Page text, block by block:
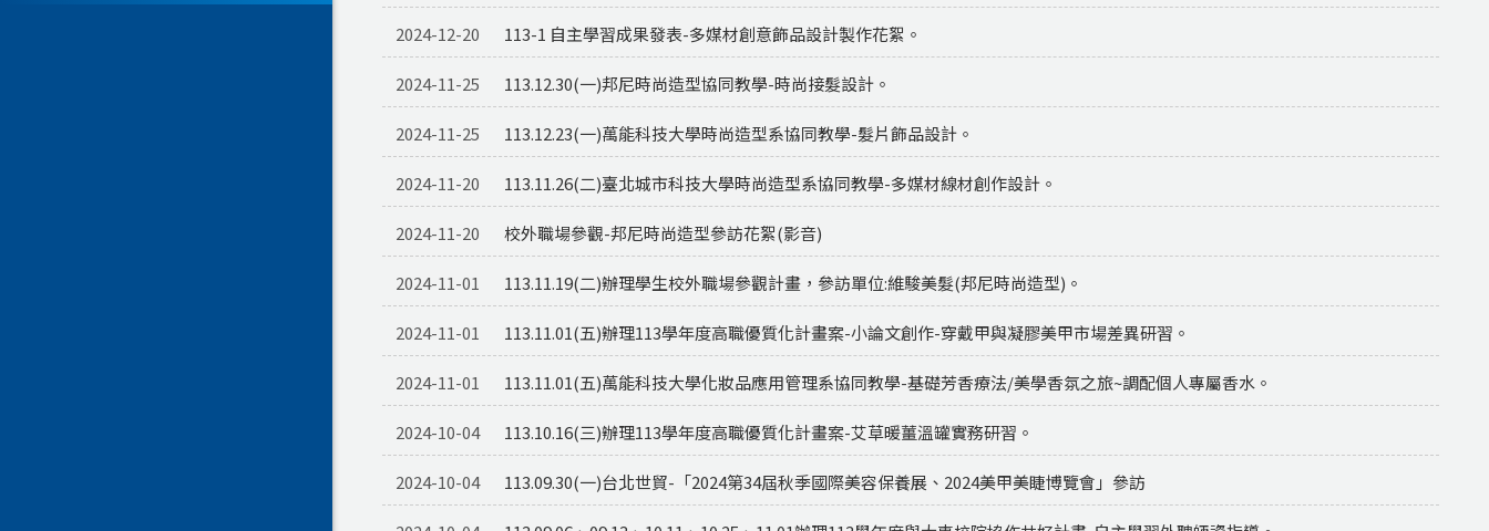
2024-12-20 113-1 自主學習成果發表-多媒材創意飾品設計製作花絮。
2024-11-25 113.12.30(一)邦尼時尚造型協同教學-時尚接髮設計。
2024-11-25 113.12.23(一)萬能科技大學時尚造型系協同教學-髮片飾品設計。
2024-11-20 113.11.26(二)臺北城市科技大學時尚造型系協同教學-多媒材線材創作設計。
2024-11-20 校外職場參觀-邦尼時尚造型參訪花絮(影音)
2024-11-01 113.11.19(二)辦理學生校外職場參觀計畫，參訪單位:維駿美髮(邦尼時尚造型)。
2024-11-01 113.11.01(五)辦理113學年度高職優質化計畫案-小論文創作-穿戴甲與凝膠美甲市場差異研習。
2024-11-01 113.11.01(五)萬能科技大學化妝品應用管理系協同教學-基礎芳香療法/美學香氛之旅~調配個人專屬香水。
2024-10-04 113.10.16(三)辦理113學年度高職優質化計畫案-艾草暖薑溫罐實務研習。
2024-10-04 113.09.30(一)台北世貿-「2024第34屆秋季國際美容保養展、2024美甲美睫博覽會」參訪